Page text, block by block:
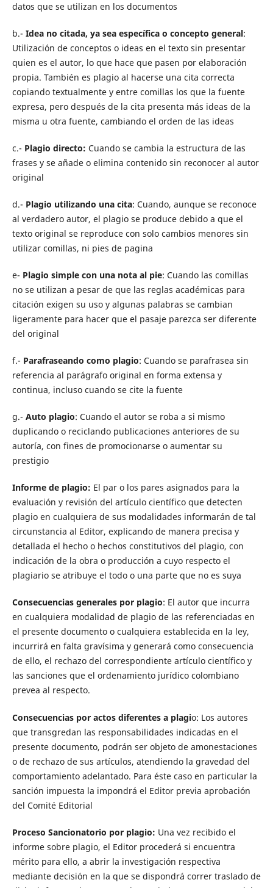
datos que se utilizan en los documentos
b.- Idea no citada, ya sea específica o concepto general:
Utilización de conceptos o ideas en el texto sin presentar
quien es el autor, lo que hace que pasen por elaboración
propia. También es plagio al hacerse una cita correcta
copiando textualmente y entre comillas los que la fuente
expresa, pero después de la cita presenta más ideas de la
misma u otra fuente, cambiando el orden de las ideas
c.- Plagio directo: Cuando se cambia la estructura de las
frases y se añade o elimina contenido sin reconocer al autor
original
d.- Plagio utilizando una cita: Cuando, aunque se reconoce
al verdadero autor, el plagio se produce debido a que el
texto original se reproduce con solo cambios menores sin
utilizar comillas, ni pies de pagina
e- Plagio simple con una nota al pie: Cuando las comillas
no se utilizan a pesar de que las reglas académicas para
citación exigen su uso y algunas palabras se cambian
ligeramente para hacer que el pasaje parezca ser diferente
del original
f.- Parafraseando como plagio: Cuando se parafrasea sin
referencia al parágrafo original en forma extensa y
continua, incluso cuando se cite la fuente
g.- Auto plagio: Cuando el autor se roba a si mismo
duplicando o reciclando publicaciones anteriores de su
autoría, con fines de promocionarse o aumentar su
prestigio
Informe de plagio: El par o los pares asignados para la
evaluación y revisión del artículo científico que detecten
plagio en cualquiera de sus modalidades informarán de tal
circunstancia al Editor, explicando de manera precisa y
detallada el hecho o hechos constitutivos del plagio, con
indicación de la obra o producción a cuyo respecto el
plagiario se atribuye el todo o una parte que no es suya
Consecuencias generales por plagio: El autor que incurra
en cualquiera modalidad de plagio de las referenciadas en
el presente documento o cualquiera establecida en la ley,
incurrirá en falta gravísima y generará como consecuencia
de ello, el rechazo del correspondiente artículo científico y
las sanciones que el ordenamiento jurídico colombiano
prevea al respecto.
Consecuencias por actos diferentes a plagio: Los autores
que transgredan las responsabilidades indicadas en el
presente documento, podrán ser objeto de amonestaciones
o de rechazo de sus artículos, atendiendo la gravedad del
comportamiento adelantado. Para éste caso en particular la
sanción impuesta la impondrá el Editor previa aprobación
del Comité Editorial
Proceso Sancionatorio por plagio: Una vez recibido el
informe sobre plagio, el Editor procederá si encuentra
mérito para ello, a abrir la investigación respectiva
mediante decisión en la que se dispondrá correr traslado de